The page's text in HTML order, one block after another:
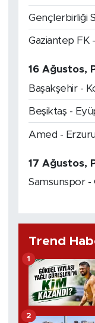
Gençlerbirliği
Gaziantep FK
16 Ağustos,
Başakşehir -
Beşiktaş -
Amed -
17 Ağustos,
Samsunspor -
Trend
1
2